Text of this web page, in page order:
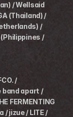
/ Wellsaid
(Thailand) /
/
/
/
band apart /
FERMENTING
/ jizue / LITE /